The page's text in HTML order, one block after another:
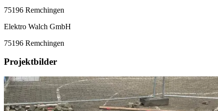
75196 Remchingen
Elektro Walch GmbH
75196 Remchingen
Projektbilder